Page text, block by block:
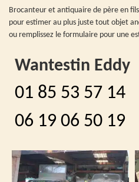
Brocanteur et antiquaire de père en
pour estimer au plus juste tout objet
ou remplissez le formulaire pour une
Wantestin Eddy
01 85 53 57 14
06 19 06 50 19